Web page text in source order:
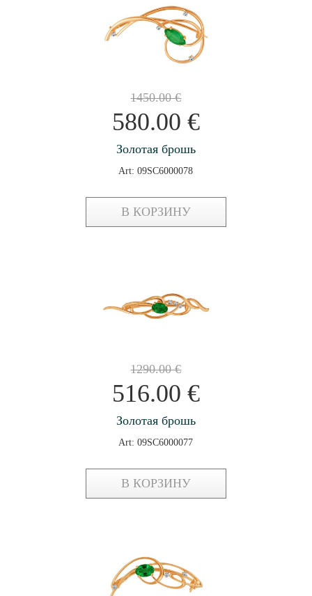
1450.00€
580.00 €
Золотая брошь
Art: 09SC6000078
В КОРЗИНУ
1290.00€
516.00 €
Золотая брошь
Art: 09SC6000077
В КОРЗИНУ